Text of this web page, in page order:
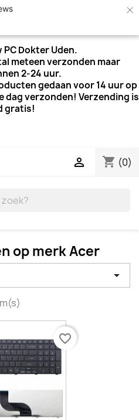
×
PC Dokter Uden.
meteen verzonden maar
2-24 uur.
gedaan voor 14 uur op
dag verzonden! Verzending is
gratis!
shopping_cart (0)

op merk Acer

favorite_border